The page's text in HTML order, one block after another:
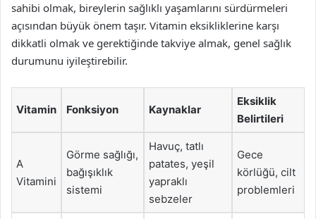
sahibi olmak, bireylerin sağlıklı yaşamlarını sürdürmeleri
açısından büyük önem taşır. Vitamin eksikliklerine karşı
dikkatli olmak ve gerektiğinde takviye almak, genel sağlık
durumunu iyileştirebilir.
Vitamin Fonksiyon Kaynaklar
Eksiklik
Belirtileri
A
Vitamini
Görme sağlığı,
bağışıklık
sistemi
Havuç, tatlı
patates, yeşil
yapraklı
sebzeler
Gece
körlüğü, cilt
problemleri